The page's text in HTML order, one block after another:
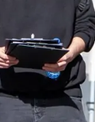
dit uitje